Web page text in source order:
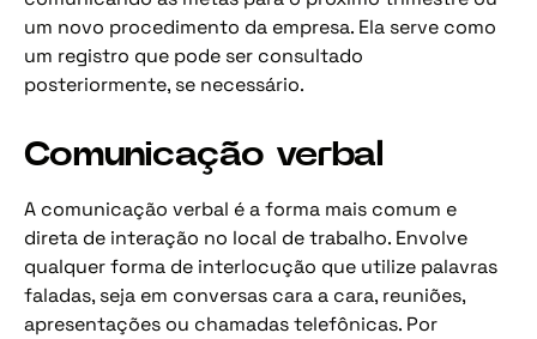
um novo procedimento da empresa. Ela serve como
um registro que pode ser consultado
posteriormente, se necessário.
Comunicação verbal
A comunicação verbal é a forma mais comum e
direta de interação no local de trabalho. Envolve
qualquer forma de interlocução que utilize palavras
faladas, seja em conversas cara a cara, reuniões,
apresentações ou chamadas telefônicas. Por